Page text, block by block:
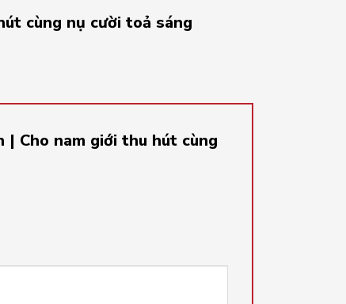
cùng nụ cười toả sáng
| Cho nam giới thu hút cùng